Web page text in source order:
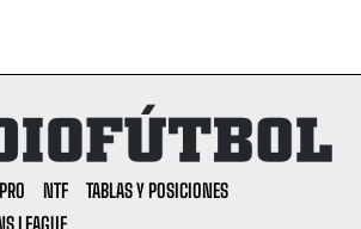
NTF
TABLAS Y POSICIONES
LEAGUE